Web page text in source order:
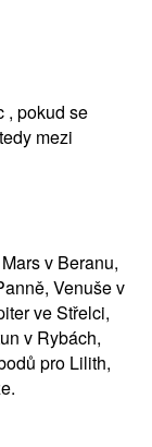
, pokud se
mezi
v Beranu,
Venuše v
ve Střelci,
v Rybách,
pro Lilith,